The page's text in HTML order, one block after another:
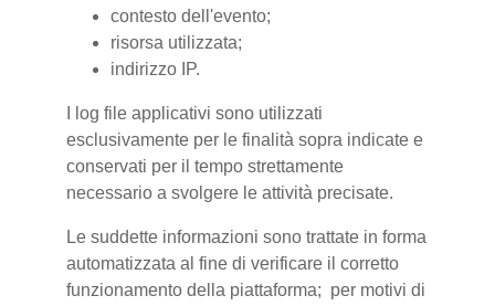
contesto dell'evento;
risorsa utilizzata;
indirizzo IP.
I log file applicativi sono utilizzati
esclusivamente per le finalità sopra indicate e
conservati per il tempo strettamente
necessario a svolgere le attività precisate.
Le suddette informazioni sono trattate in forma
automatizzata al fine di verificare il corretto
funzionamento della piattaforma; per motivi di